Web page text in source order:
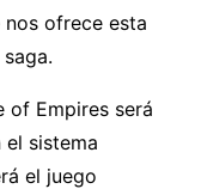
nos ofrece esta
of Empires será
sistema
el juego